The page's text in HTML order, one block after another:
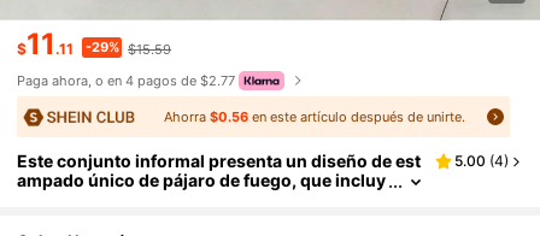
$11.11 -29% $15.59
Paga ahora, o en 4 pagos de $2.77
Ahorra $0.56en este artículo después de unirte.
Este conjunto informal presenta un diseño de est
ampado único de pájaro de fuego, que incluy
5.00 (4)